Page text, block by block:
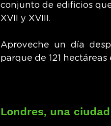
conjunto de edificios
XVII y XVIII.
Aproveche un día
parque de 121
Londres, una